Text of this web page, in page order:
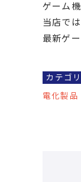
ゲーム
当店で
最新ゲ
カテゴ
電化製品